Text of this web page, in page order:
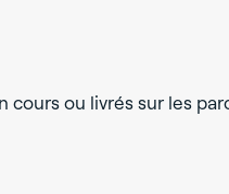
ou livrés sur les